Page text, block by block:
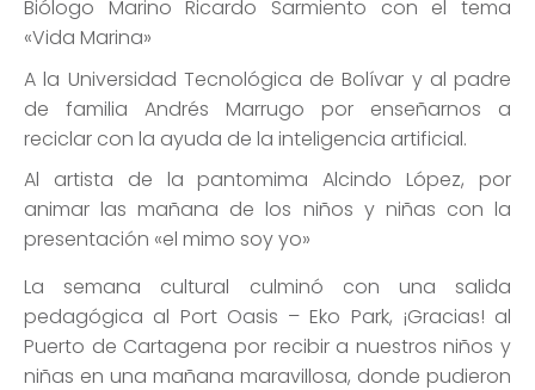
Biólogo Marino Ricardo Sarmiento con el tema
«Vida Marina»
A la Universidad Tecnológica de Bolívar y al padre
de familia Andrés Marrugo por enseñarnos a
reciclar con la ayuda de la inteligencia artificial.
Al artista de la pantomima Alcindo López, por
animar las mañana de los niños y niñas con la
presentación «el mimo soy yo»
La semana cultural culminó con una salida
pedagógica al Port Oasis – Eko Park, ¡Gracias! al
Puerto de Cartagena por recibir a nuestros niños y
niñas en una mañana maravillosa, donde pudieron